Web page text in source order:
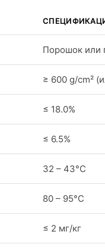
Порошок или
≥ 600 g/cm²
≤ 18.0%
≤ 6.5%
32 – 43°C
80 – 95°C
≤ 2 мг/кг